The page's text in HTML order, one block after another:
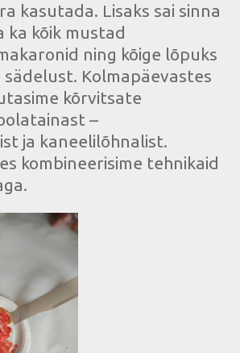
kasutada. Lisaks sai sinna
ka kõik mustad
ning kõige lõpuks
Kolmapäevastes
kõrvitsate
–
ja kaneelilõhnalist.
kombineerisime tehnikaid